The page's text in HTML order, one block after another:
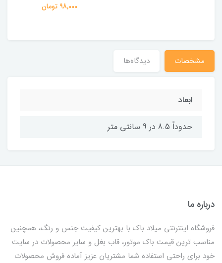
98,000 تومان
مشخصات دیدگاه‌ها
ابعاد
حدوداً 8.5 در 9 سانتی متر
درباره ما
فروشگاه اینترنتی میلاد باک با بهترین کیفیت جنس و رنگ، همچنین
مناسب ترین قیمت باک موتور، قاب بغل و سایر محصولات در سایت
خود برای راحتی استفاده شما مشتریان عزیز آماده فروش محصولات